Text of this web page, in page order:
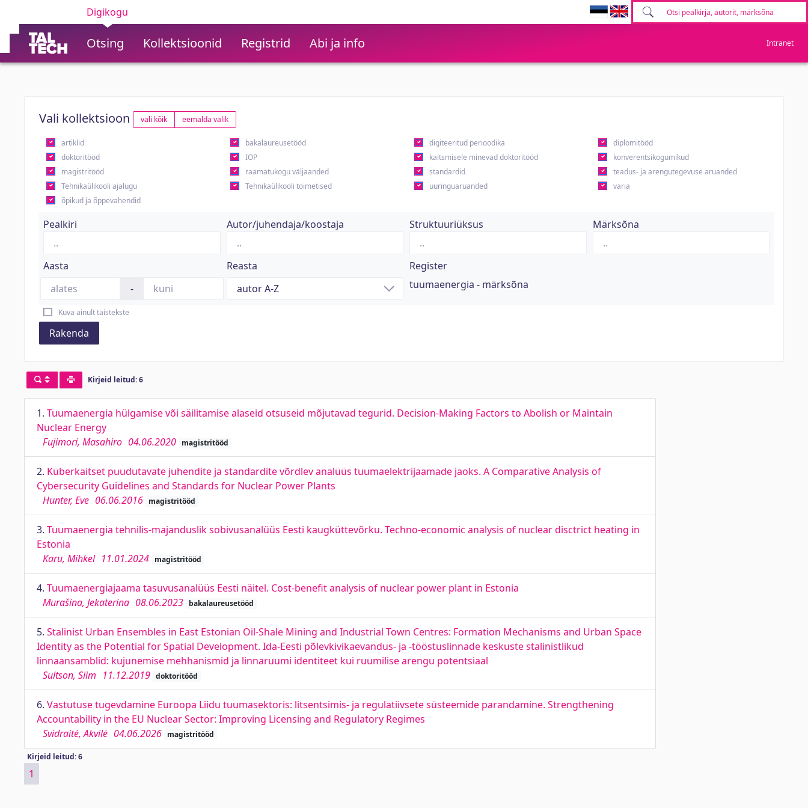
Digikogu
Otsing Kollektsioonid Registrid Abi ja info Intranet
Vali kollektsioon vali kõik eemalda valik
artiklid bakalaureusetööd digiteeritud perioodika
diplomitööd
doktoritööd
IOP kaitsmisele minevad doktoritööd
konverentsikogumikud
magistritööd
raamatukogu väljaanded standardid
teadus- ja arengutegevuse aruanded
Tehnikaülikooli ajalugu
Tehnikaülikooli toimetised uuringuaruanded
varia
õpikud ja õppevahendid
Pealkiri Autor/juhendaja/koostaja Struktuuriüksus Märksõna
Aasta
-
Reasta
Register
tuumaenergia - märksõna
Kuva ainult täistekste
Rakenda
Kirjeid leitud: 6
1. Tuumaenergia hülgamise või säilitamise alaseid otsuseid mõjutavad tegurid. Decision-Making Factors to Abolish or Maintain
Nuclear Energy
Fujimori, Masahiro 04.06.2020 magistritööd
2. Küberkaitset puudutavate juhendite ja standardite võrdlev analüüs tuumaelektrijaamade jaoks. A Comparative Analysis of
Cybersecurity Guidelines and Standards for Nuclear Power Plants
Hunter, Eve 06.06.2016 magistritööd
3. Tuumaenergia tehnilis-majanduslik sobivusanalüüs Eesti kaugküttevõrku. Techno-economic analysis of nuclear disctrict heating in
Estonia
Karu, Mihkel 11.01.2024 magistritööd
4. Tuumaenergiajaama tasuvusanalüüs Eesti näitel. Cost-benefit analysis of nuclear power plant in Estonia
Murašina, Jekaterina 08.06.2023 bakalaureusetööd
5. Stalinist Urban Ensembles in East Estonian Oil-Shale Mining and Industrial Town Centres: Formation Mechanisms and Urban Space
Identity as the Potential for Spatial Development. Ida-Eesti põlevkivikaevandus- ja -tööstuslinnade keskuste stalinistlikud
linnaansamblid: kujunemise mehhanismid ja linnaruumi identiteet kui ruumilise arengu potentsiaal
Sultson, Siim 11.12.2019 doktoritööd
6. Vastutuse tugevdamine Euroopa Liidu tuumasektoris: litsentsimis- ja regulatiivsete süsteemide parandamine. Strengthening
Accountability in the EU Nuclear Sector: Improving Licensing and Regulatory Regimes
Svidraitė, Akvilė 04.06.2026 magistritööd
Kirjeid leitud: 6
1